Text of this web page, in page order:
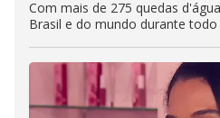
Com mais de 275 quedas
Brasil e do mundo durante